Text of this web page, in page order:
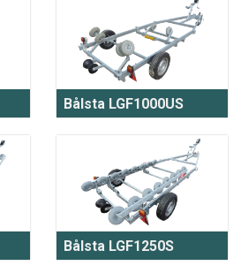
Bålsta LGF1000US
Bålsta LGF1250S